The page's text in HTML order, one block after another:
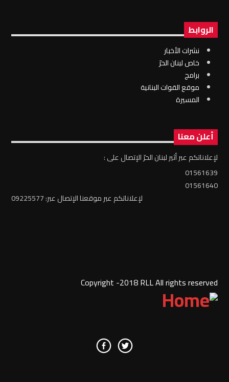
الروابط
نشرات الأخبار
خاص لبنان الحرّ
برامج
موقع القوات البنانية
المسيرة
أعلن معنا
لإعلاناتكم عبر أثير لبنان الحرّ الإتصال على :
01561639
01561640
لإعلاناتكم عبر موقعنا الإتصال عبر: 09225577
Copyright -2018 RLL All rights reserved